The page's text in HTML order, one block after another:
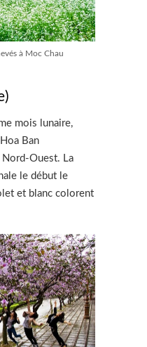
à Moc Chau
mois lunaire,
Ban
Ouest. La
le début le
et blanc colorent